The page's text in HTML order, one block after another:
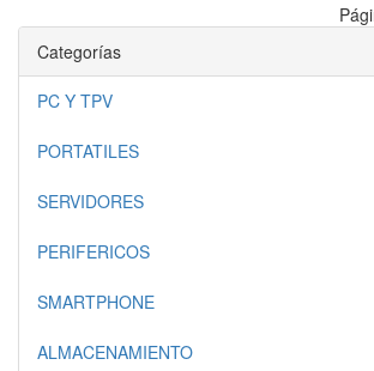
Categorías
PC Y TPV
PORTATILES
SERVIDORES
PERIFERICOS
SMARTPHONE
ALMACENAMIENTO